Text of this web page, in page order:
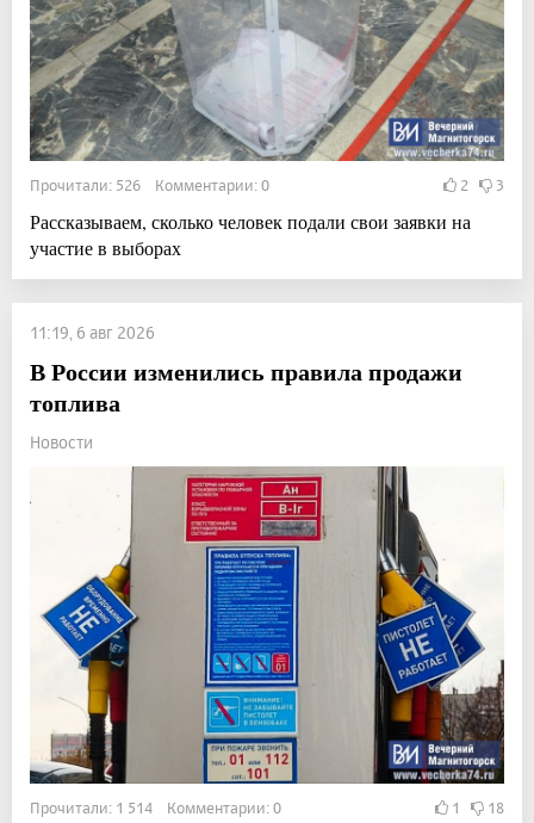
Прочитали: 526 Комментарии: 0 2 3
Рассказываем, сколько человек подали свои заявки на
участие в выборах
11:19, 6 авг 2026
В России изменились правила продажи
топлива
Новости
Прочитали: 1 514 Комментарии: 0 1 18